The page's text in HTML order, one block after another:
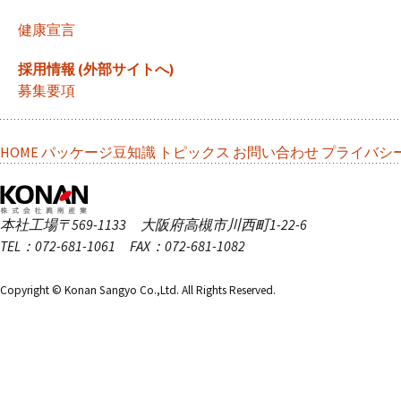
健康宣言
採用情報 (外部サイトへ)
募集要項
HOME パッケージ豆知識 トピックス お問い合わせ プライバシ
本社工場〒569-1133 大阪府高槻市川西町1-22-6
TEL：072-681-1061 FAX：072-681-1082
Copyright © Konan Sangyo Co.,Ltd. All Rights Reserved.